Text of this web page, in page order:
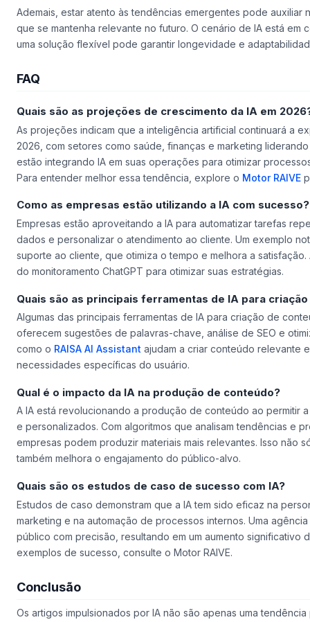
Ademais, estar atento às tendências emergentes pode auxiliar
que se mantenha relevante no futuro. O cenário de IA está em
uma solução flexível pode garantir longevidade e
FAQ
Quais são as projeções de crescimento da IA em
As projeções indicam que a inteligência artificial continuará a
2026, com setores como saúde, finanças e marketing
estão integrando IA em suas operações para otimizar
Para entender melhor essa tendência, explore o Motor RAIVE
Como as empresas estão utilizando a IA com sucesso?
Empresas estão aproveitando a IA para automatizar tarefas
dados e personalizar o atendimento ao cliente. Um exemplo
suporte ao cliente, que otimiza o tempo e melhora a
do monitoramento ChatGPT para otimizar suas estratégias.
Quais são as principais ferramentas de IA para
Algumas das principais ferramentas de IA para criação de
oferecem sugestões de palavras-chave, análise de SEO e
como o RAISA AI Assistant ajudam a criar conteúdo relevante
necessidades específicas do usuário.
Qual é o impacto da IA na produção de conteúdo?
A IA está revolucionando a produção de conteúdo ao permitir
e personalizados. Com algoritmos que analisam tendências e
empresas podem produzir materiais mais relevantes. Isso não
também melhora o engajamento do público-alvo.
Quais são os estudos de caso de sucesso com IA?
Estudos de caso demonstram que a IA tem sido eficaz na
marketing e na automação de processos internos. Uma
público com precisão, resultando em um aumento significativo
exemplos de sucesso, consulte o Motor RAIVE.
Conclusão
Os artigos impulsionados por IA não são apenas uma